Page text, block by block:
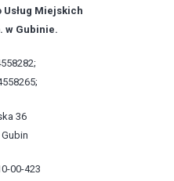
Miejskich
w Gubinie.
36
00-423